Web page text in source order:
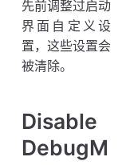
先前调整过启动
界面自定义设
置，这些设置会
被清除。
Disable
DebugM